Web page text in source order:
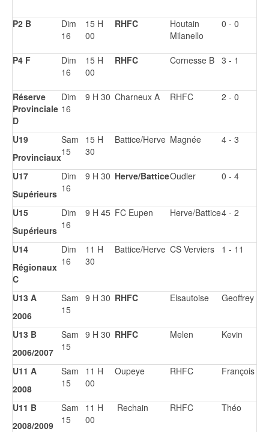
P2 B
Dim
16
15 H
00
RHFC
Houtain
Milanello
0 - 0
P4 F
Dim
16
15 H
00
RHFC Cornesse B 3 - 1
Réserve
Provinciale
D
Dim
16
9 H 30 Charneux A RHFC 2 - 0
U19
Provinciaux
Sam
15
15 H
30
Battice/Herve Magnée 4 - 3
U17
Supérieurs
Dim
16
9 H 30 Herve/BatticeOudler 0 - 4
U15
Supérieurs
Dim
16
9 H 45 FC Eupen Herve/Battice4 - 2
U14
Régionaux
C
Dim
16
11 H
30
Battice/Herve CS Verviers 1 - 11
U13 A
2006
Sam
15
9 H 30 RHFC Elsautoise Geoffrey
U13 B
2006/2007
Sam
15
9 H 30 RHFC Melen Kevin
U11 A
2008
Sam
15
11 H
00
Oupeye RHFC François
U11 B
2008/2009
Sam
15
11 H
00
Rechain RHFC Théo